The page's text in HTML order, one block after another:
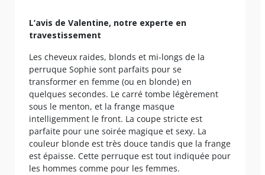
L’avis de Valentine, notre experte en
travestissement
Les cheveux raides, blonds et mi-longs de la
perruque Sophie sont parfaits pour se
transformer en femme (ou en blonde) en
quelques secondes. Le carré tombe légèrement
sous le menton, et la frange masque
intelligemment le front. La coupe stricte est
parfaite pour une soirée magique et sexy. La
couleur blonde est très douce tandis que la frange
est épaisse. Cette perruque est tout indiquée pour
les hommes comme pour les femmes.